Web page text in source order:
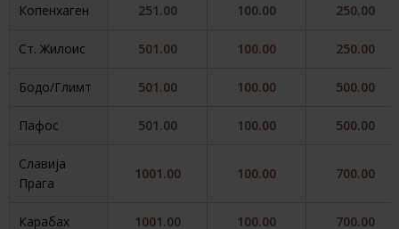
Копенхаген 251.00 100.00 250.00
Ст. Жилоис 501.00 100.00 250.00
Бодо/Глимт 501.00 100.00 500.00
Пафос 501.00 100.00 500.00
Славија
Прага
1001.00 100.00 700.00
Карабах 1001.00 100.00 700.00